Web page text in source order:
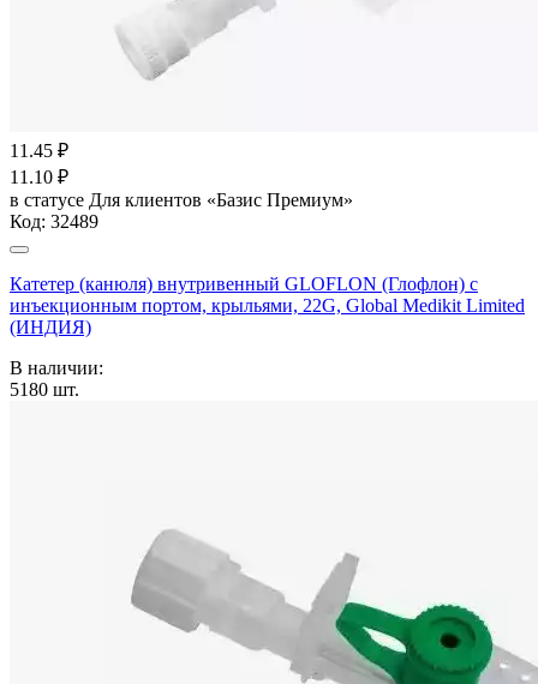
11.45 ₽
11.10 ₽
в статусе Для клиентов «Базис Премиум»
Код: 32489
Катетер (канюля) внутривенный GLOFLON (Глофлон) с
инъекционным портом, крыльями, 22G, Global Medikit Limited
(ИНДИЯ)
В наличии:
5180 шт.